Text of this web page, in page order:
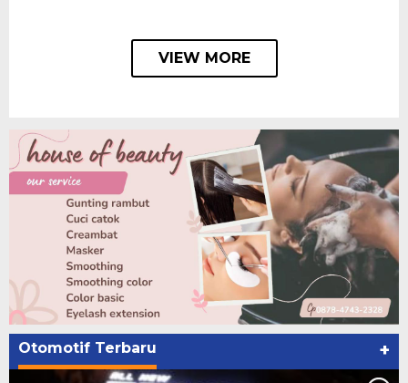
VIEW MORE
Otomotif Terbaru +